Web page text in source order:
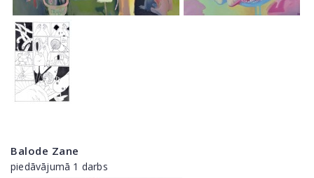
Balode Zane
piedāvājumā 1 darbs